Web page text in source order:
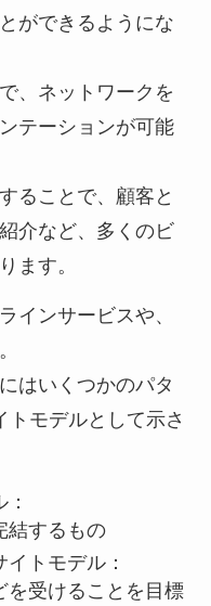
ができるようにな
、ネットワークを
テーションが可能
ることで、顧客と
介など、多くのビ
ます。
インサービスや、
はいくつかのパタ
モデルとして示さ
結するもの
トモデル：
を受けることを目標